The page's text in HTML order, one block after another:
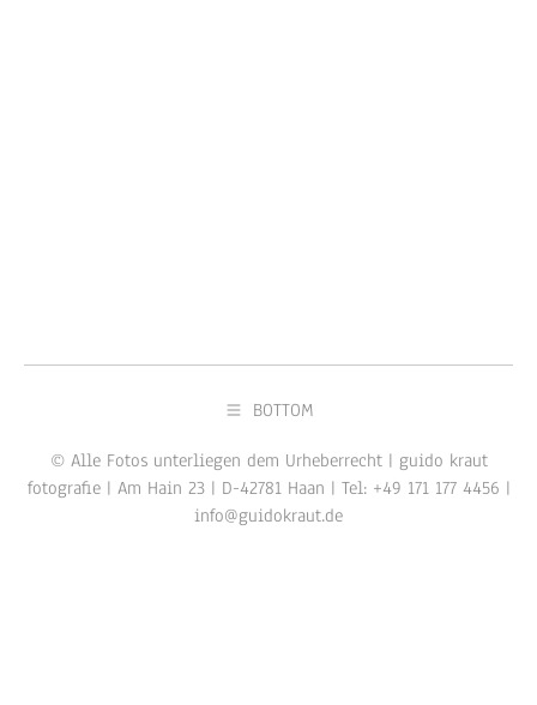
BOTTOM
© Alle Fotos unterliegen dem Urheberrecht | guido kraut
fotografie | Am Hain 23 | D-42781 Haan | Tel: +49 171 177 4456 |
info@guidokraut.de